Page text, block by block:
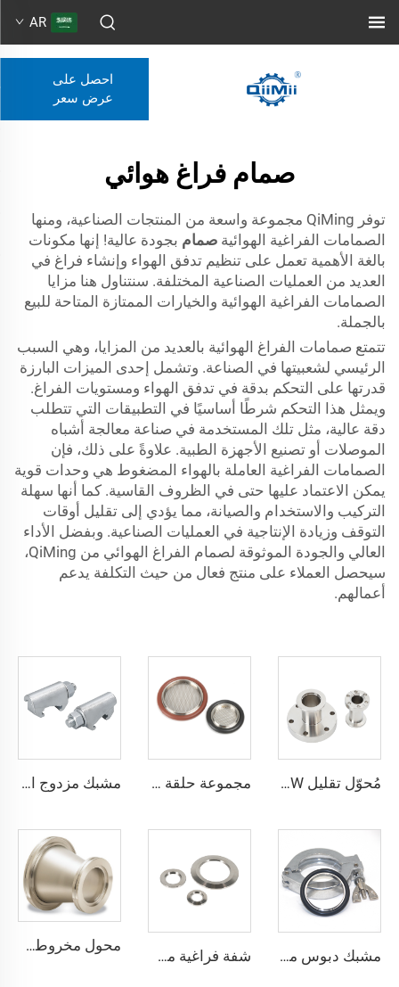
AR
احصل على
عرض سعر
صمام فراغ هوائي
توفر QiMing مجموعة واسعة من المنتجات الصناعية، ومنها
الصمامات الفراغية الهوائية صمام بجودة عالية! إنها مكونات
بالغة الأهمية تعمل على تنظيم تدفق الهواء وإنشاء فراغ في
العديد من العمليات الصناعية المختلفة. سنتناول هنا مزايا
الصمامات الفراغية الهوائية والخيارات الممتازة المتاحة للبيع
بالجملة.
تتمتع صمامات الفراغ الهوائية بالعديد من المزايا، وهي السبب
الرئيسي لشعبيتها في الصناعة. وتشمل إحدى الميزات البارزة
قدرتها على التحكم بدقة في تدفق الهواء ومستويات الفراغ.
ويمثل هذا التحكم شرطًا أساسيًا في التطبيقات التي تتطلب
دقة عالية، مثل تلك المستخدمة في صناعة معالجة أشباه
الموصلات أو تصنيع الأجهزة الطبية. علاوةً على ذلك، فإن
الصمامات الفراغية العاملة بالهواء المضغوط هي وحدات قوية
يمكن الاعتماد عليها حتى في الظروف القاسية. كما أنها سهلة
التركيب والاستخدام والصيانة، مما يؤدي إلى تقليل أوقات
التوقف وزيادة الإنتاجية في العمليات الصناعية. وبفضل الأداء
العالي والجودة الموثوقة لصمام الفراغ الهوائي من QiMing،
سيحصل العملاء على منتج فعال من حيث التكلفة يدعم
أعمالهم.
مُحوّل تقليل NW من الفولاذ المقاوم للصدأ SS304/SS316L، وصلات مواسير فراغية، مخفض شفة من CF إلى KF لتطبيقات أشباه الموصلات مجموعة حلقة توسيط مع شبكة، شفة ISO-KF من الفولاذ المقاوم للصدأ، ختم دوارة فراغية (FKM/NBR/EDM)، تجهيزات KF16/KF25/KF40/KF50 مشبك مزدوج الكفاف مطلٍ بالكروم والزنك حسب المعيار ISO بمقاس M10، قطعة توصيل فراغية عالية الجودة، مشبك مطلي بالزنك لقطاع أشباه الموصلات
مشبك دبوس مفرد مع حلقة مركزية وخاتم O (FKM/NBR/EPDM)، قطر NW25/NW40، مشبك تجهيز فراغي من الألومنيوم للصناعات شبه الموصلة KF16/KF25/KF40/KF50 شفة فراغية من الفولاذ المقاوم للصدأ، مخرشة للحام، من KF16-160، قطر خارجي 12 مم - 57 مم، قطع توصيل أنابيب من الفولاذ SS304 وSS316، من NW16-160، شفة KF، قطر خارجي 1/2"-6"
محول مخروطي ISO-K مع وصلة لحام، شفة تفريغ ISO80xISO63-ISO100xISO80 من الفولاذ المقاوم للصدأ SS304/SS316L، وصلة تفريغ عالية الجودة